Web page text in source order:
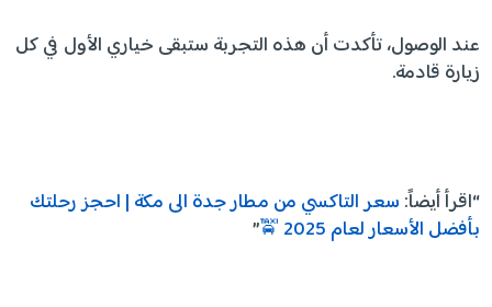
عند الوصول، تأكدت أن هذه التجربة ستبقى خياري الأول في كل
زيارة قادمة.
“اقرأ أيضاً: سعر التاكسي من مطار جدة الى مكة | احجز رحلتك
بأفضل الأسعار لعام 2025 🚖
”